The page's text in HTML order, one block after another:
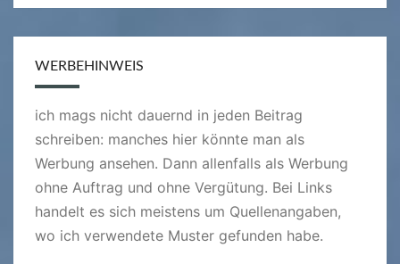
WERBEHINWEIS
ich mags nicht dauernd in jeden Beitrag
schreiben: manches hier könnte man als
Werbung ansehen. Dann allenfalls als Werbung
ohne Auftrag und ohne Vergütung. Bei Links
handelt es sich meistens um Quellenangaben,
wo ich verwendete Muster gefunden habe.